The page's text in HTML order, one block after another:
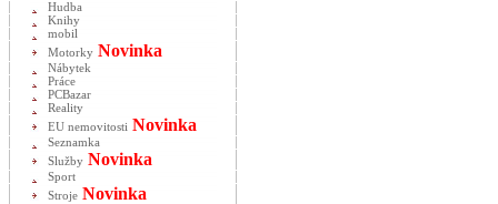
Hudba
Knihy
mobil
Motorky Novinka
Nábytek
Práce
PCBazar
Reality
EU nemovitosti Novinka
Seznamka
Služby Novinka
Sport
Stroje Novinka